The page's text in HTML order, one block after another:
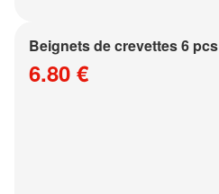
Beignets de crevettes 6 pcs
6.80 €